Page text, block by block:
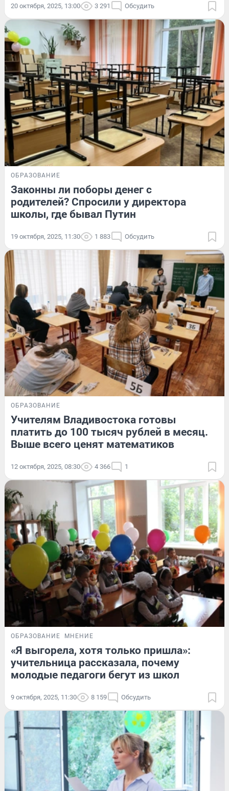
20 октября, 2025, 13:00 3 291 Обсудить
ОБРАЗОВАНИЕ
Законны ли поборы денег с
родителей? Спросили у директора
школы, где бывал Путин
19 октября, 2025, 11:30 1 883 Обсудить
ОБРАЗОВАНИЕ
Учителям Владивостока готовы
платить до 100 тысяч рублей в месяц.
Выше всего ценят математиков
12 октября, 2025, 08:30 4 366 1
ОБРАЗОВАНИЕ МНЕНИЕ
«Я выгорела, хотя только пришла»:
учительница рассказала, почему
молодые педагоги бегут из школ
9 октября, 2025, 11:30 8 159 Обсудить